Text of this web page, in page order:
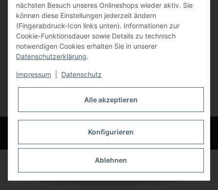
info@bauer-tore.de
Vertrag widerrufen
* Alle Preise inkl. gesetzlicher USt., zzgl.Versand
© Bauer-Systemtechnik GmbH - Technische Änderungen und Irrtümer
vorbehalten
nächsten Besuch unseres Onlineshops wieder aktiv. Sie
können diese Einstellungen jederzeit ändern
(Fingerabdruck-Icon links unten). Informationen zur
Cookie-Funktionsdauer sowie Details zu technisch
notwendigen Cookies erhalten Sie in unserer
Datenschutzerklärung.
Impressum Datenschutz
Alle akzeptieren
Konfigurieren
Ablehnen